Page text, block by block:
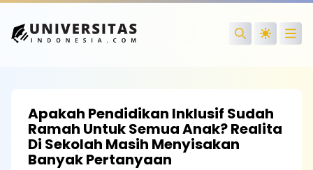
Search
Apakah Pendidikan Inklusif Sudah
Ramah Untuk Semua Anak? Realita
Di Sekolah Masih Menyisakan
Banyak Pertanyaan